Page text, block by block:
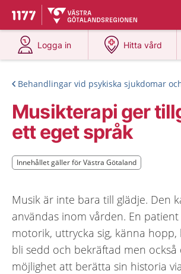
Till startsidan för 1177
Du har valt region
Logga in
på 1177.se
Hitta vård
på 1177.se
Behandlingar vid psykiska sjukdomar
Musikterapi ger
ett eget språk
Innehållet gäller för Västra Götaland
Innehållet gäller för Västra Götaland
Musik är inte bara till glädje. Den
användas inom vården. En
motorik, uttrycka sig, känna
bli sedd och bekräftad men också
möjlighet att berätta sin historia